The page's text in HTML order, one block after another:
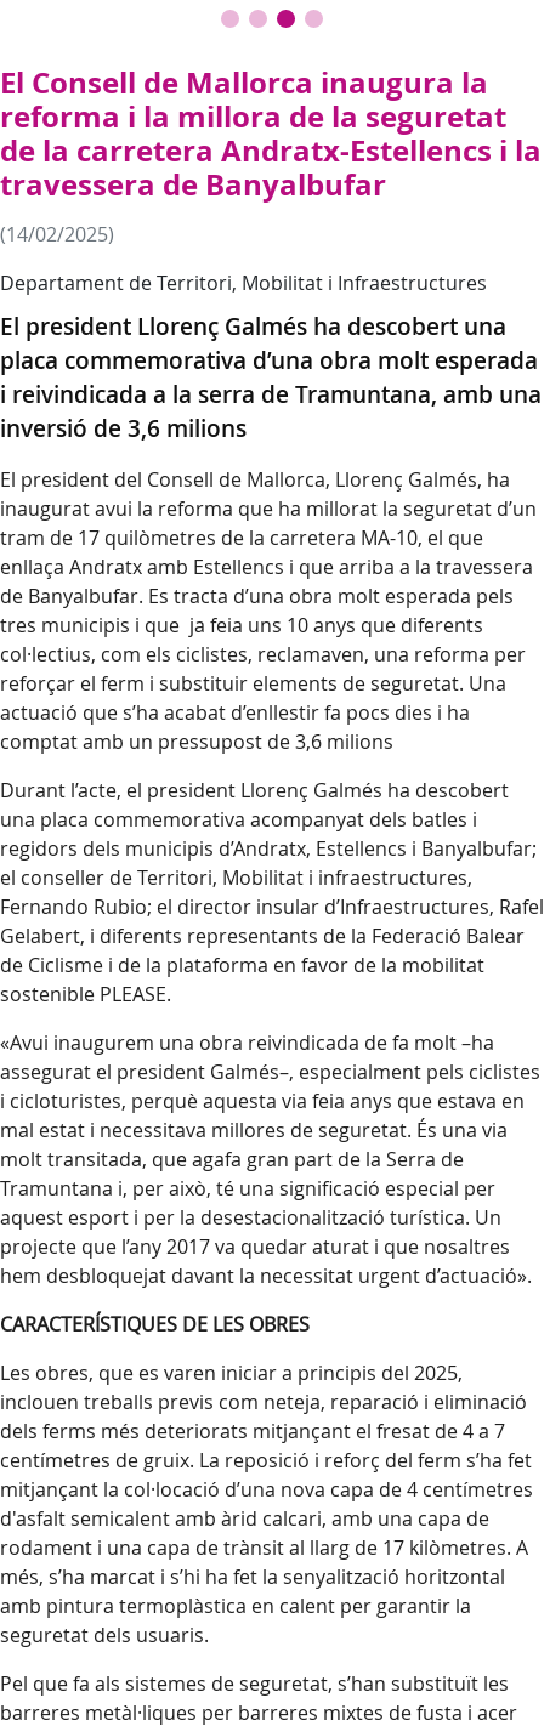
El Consell de Mallorca inaugura la
reforma i la millora de la seguretat
de la carretera Andratx-Estellencs i la
travessera de Banyalbufar
(14/02/2025)
Departament de Territori, Mobilitat i Infraestructures
El president Llorenç Galmés ha descobert una
placa commemorativa d’una obra molt esperada
i reivindicada a la serra de Tramuntana, amb una
inversió de 3,6 milions
El president del Consell de Mallorca, Llorenç Galmés, ha
inaugurat avui la reforma que ha millorat la seguretat d’un
tram de 17 quilòmetres de la carretera MA-10, el que
enllaça Andratx amb Estellencs i que arriba a la travessera
de Banyalbufar. Es tracta d’una obra molt esperada pels
tres municipis i que ja feia uns 10 anys que diferents
col·lectius, com els ciclistes, reclamaven, una reforma per
reforçar el ferm i substituir elements de seguretat. Una
actuació que s’ha acabat d’enllestir fa pocs dies i ha
comptat amb un pressupost de 3,6 milions
Durant l’acte, el president Llorenç Galmés ha descobert
una placa commemorativa acompanyat dels batles i
regidors dels municipis d’Andratx, Estellencs i Banyalbufar;
el conseller de Territori, Mobilitat i infraestructures,
Fernando Rubio; el director insular d’Infraestructures, Rafel
Gelabert, i diferents representants de la Federació Balear
de Ciclisme i de la plataforma en favor de la mobilitat
sostenible PLEASE.
«Avui inaugurem una obra reivindicada de fa molt –ha
assegurat el president Galmés–, especialment pels ciclistes
i cicloturistes, perquè aquesta via feia anys que estava en
mal estat i necessitava millores de seguretat. És una via
molt transitada, que agafa gran part de la Serra de
Tramuntana i, per això, té una significació especial per
aquest esport i per la desestacionalització turística. Un
projecte que l’any 2017 va quedar aturat i que nosaltres
hem desbloquejat davant la necessitat urgent d’actuació».
CARACTERÍSTIQUES DE LES OBRES
Les obres, que es varen iniciar a principis del 2025,
inclouen treballs previs com neteja, reparació i eliminació
dels ferms més deteriorats mitjançant el fresat de 4 a 7
centímetres de gruix. La reposició i reforç del ferm s’ha fet
mitjançant la col·locació d’una nova capa de 4 centímetres
d'asfalt semicalent amb àrid calcari, amb una capa de
rodament i una capa de trànsit al llarg de 17 kilòmetres. A
més, s’ha marcat i s’hi ha fet la senyalització horitzontal
amb pintura termoplàstica en calent per garantir la
seguretat dels usuaris.
Pel que fa als sistemes de seguretat, s’han substituït les
barreres metàl·liques per barreres mixtes de fusta i acer